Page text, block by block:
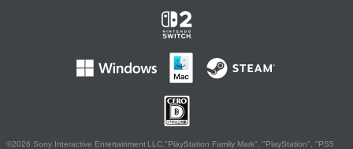
©2026 Sony Interactive Entertainment LLC."PlayStation Family Mark", "PlayStation", "PS5